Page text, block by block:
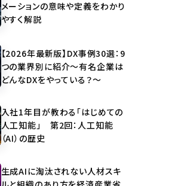
メーションの意味や定義をわかり
やすく解説
【2026年最新版】DX事例30選：9
つの業界別に紹介～有名企業は
どんなDXをやっている？～
入社1年目が教わる「はじめての
人工知能」 第2回：人工知能
（AI）の歴史
生成AIに淘汰されない人材スキ